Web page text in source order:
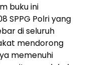
buku ini
SPPG Polri yang
di seluruh
mendorong
memenuhi